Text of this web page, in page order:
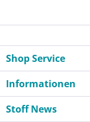
Shop Service
Informationen
Stoff News